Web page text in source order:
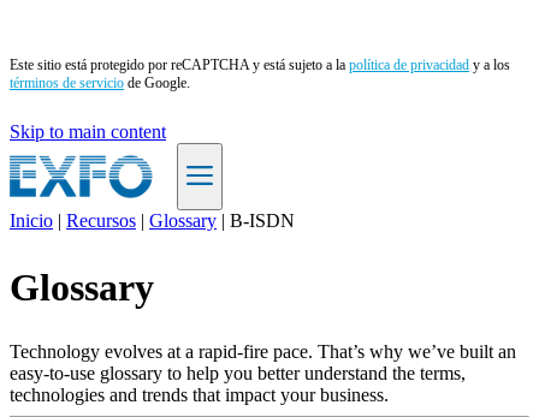
Este sitio está protegido por reCAPTCHA y está sujeto a la política de privacidad y a los
términos de servicio de Google.
Skip to main content
Productos
Asistencia
Servicios
Cómo
Inicio | Recursos | Glossary | B-ISDN
Glossary
Technology evolves at a rapid-fire pace. That’s why we’ve built an
easy-to-use glossary to help you better understand the terms,
technologies and trends that impact your business.